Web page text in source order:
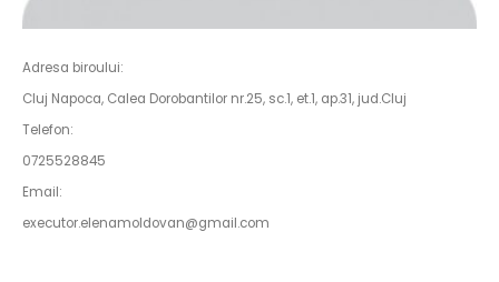
Adresa biroului:
Cluj Napoca, Calea Dorobantilor nr.25, sc.1, et.1, ap.31, jud.Cluj
Telefon:
0725528845
Email:
executor.elenamoldovan@gmail.com